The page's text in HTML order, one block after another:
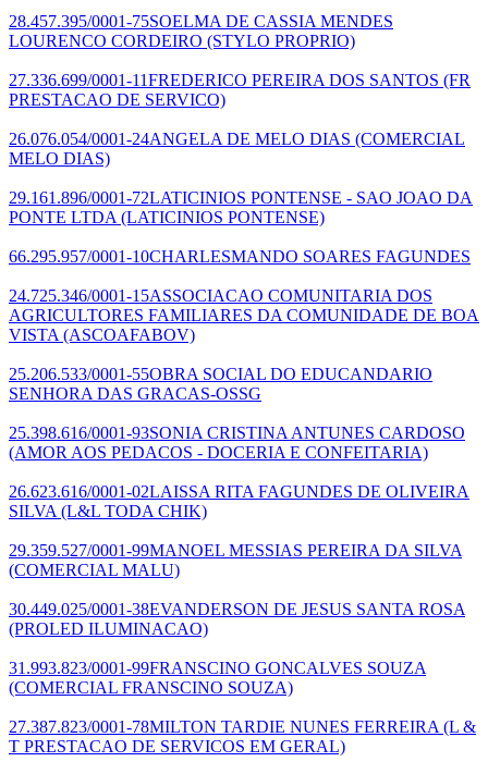
28.457.395/0001-75SOELMA DE CASSIA MENDES
LOURENCO CORDEIRO (STYLO PROPRIO)
27.336.699/0001-11FREDERICO PEREIRA DOS SANTOS (FR
PRESTACAO DE SERVICO)
26.076.054/0001-24ANGELA DE MELO DIAS (COMERCIAL
MELO DIAS)
29.161.896/0001-72LATICINIOS PONTENSE - SAO JOAO DA
PONTE LTDA (LATICINIOS PONTENSE)
66.295.957/0001-10CHARLESMANDO SOARES FAGUNDES
24.725.346/0001-15ASSOCIACAO COMUNITARIA DOS
AGRICULTORES FAMILIARES DA COMUNIDADE DE BOA
VISTA (ASCOAFABOV)
25.206.533/0001-55OBRA SOCIAL DO EDUCANDARIO
SENHORA DAS GRACAS-OSSG
25.398.616/0001-93SONIA CRISTINA ANTUNES CARDOSO
(AMOR AOS PEDACOS - DOCERIA E CONFEITARIA)
26.623.616/0001-02LAISSA RITA FAGUNDES DE OLIVEIRA
SILVA (L&L TODA CHIK)
29.359.527/0001-99MANOEL MESSIAS PEREIRA DA SILVA
(COMERCIAL MALU)
30.449.025/0001-38EVANDERSON DE JESUS SANTA ROSA
(PROLED ILUMINACAO)
31.993.823/0001-99FRANSCINO GONCALVES SOUZA
(COMERCIAL FRANSCINO SOUZA)
27.387.823/0001-78MILTON TARDIE NUNES FERREIRA (L &
T PRESTACAO DE SERVICOS EM GERAL)